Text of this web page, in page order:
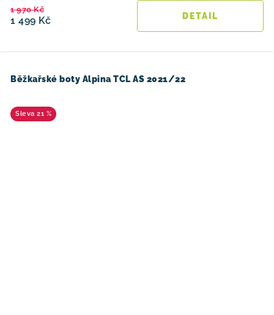
1 499 Kč
1 970 Kč
Běžkařské boty Alpina TCL AS 2021/22
21 %